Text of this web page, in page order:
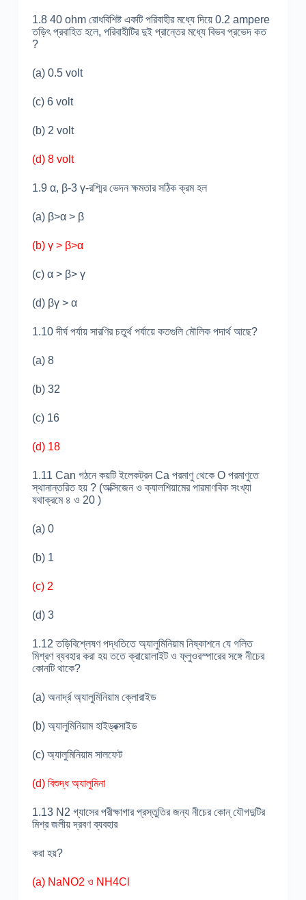
1.8 40 ohm রোধবিশিষ্ট একটি পরিবাহীর মধ্যে দিয়ে 0.2 ampere
তড়িৎ প্রবাহিত হলে, পরিবাহীটির দুই প্রান্তের মধ্যে বিভব প্রভেদ কত
?
(a) 0.5 volt
(c) 6 volt
(b) 2 volt
(d) 8 volt
1.9 α, β-3 γ-রশ্মির ভেদন ক্ষমতার সঠিক ক্রম হল
(a) β>α > β
(b) γ > β>α
(c) α > β> γ
(d) βγ > α
1.10 দীর্ঘ পর্যায় সারণির চতুর্থ পর্যায়ে কতগুলি মৌলিক পদার্থ আছে?
(a) 8
(b) 32
(c) 16
(d) 18
1.11 Can গঠনে কয়টি ইলেকট্রন Ca পরমাণু থেকে O পরমাণুতে
স্থানান্তরিত হয় ? (অক্সিজেন ও ক্যালশিয়ামের পারমাণবিক সংখ্যা
যথাক্রমে ৪ ও 20 )
(a) 0
(b) 1
(c) 2
(d) 3
1.12 তড়িবিশ্লেষণ পদ্ধতিতে অ্যালুমিনিয়াম নিষ্কাশনে যে গলিত
মিশ্রণ ব্যবহার করা হয় ততে ক্রায়োলাইট ও ফ্লুওরস্পারের সঙ্গে নীচের
কোনটি থাকে?
(a) অনার্দ্র অ্যালুমিনিয়াম ক্লোরাইড
(b) অ্যালুমিনিয়াম হাইড্রক্সাইড
(c) অ্যালুমিনিয়াম সালফেট
(d) বিশুদ্ধ অ্যালুমিনা
1.13 N 2 গ্যাসের পরীক্ষাগার প্রস্তুতির জন্য নীচের কোন্ যৌগদুটির
মিশ্র জলীয় দ্রবণ ব্যবহার
করা হয়?
(a) NaNO2 ও NH4Cl